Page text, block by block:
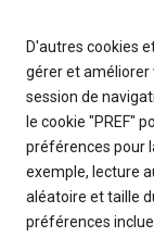
D'autres cookies
gérer et améliorer
session de
le cookie "PREF"
préférences pour
exemple, lecture
aléatoire et taille
préférences